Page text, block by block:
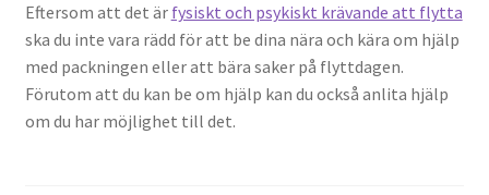
Eftersom att det är fysiskt och psykiskt krävande att flytta
ska du inte vara rädd för att be dina nära och kära om hjälp
med packningen eller att bära saker på flyttdagen.
Förutom att du kan be om hjälp kan du också anlita hjälp
om du har möjlighet till det.